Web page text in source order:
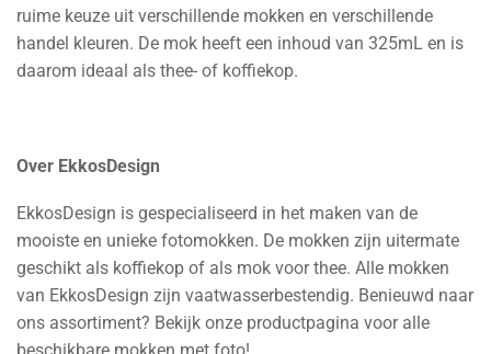
ruime keuze uit verschillende mokken en verschillende
handel kleuren. De mok heeft een inhoud van 325mL en is
daarom ideaal als thee- of koffiekop.
Over EkkosDesign
EkkosDesign is gespecialiseerd in het maken van de
mooiste en unieke fotomokken. De mokken zijn uitermate
geschikt als koffiekop of als mok voor thee. Alle mokken
van EkkosDesign zijn vaatwasserbestendig. Benieuwd naar
ons assortiment? Bekijk onze productpagina voor alle